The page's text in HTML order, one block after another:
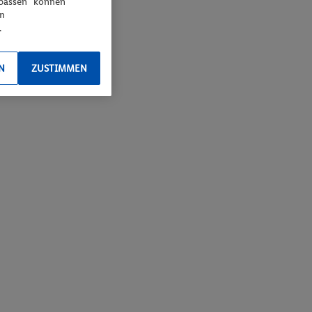
.
ZUSTIMMEN